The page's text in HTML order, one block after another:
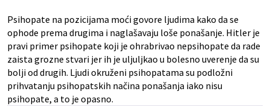
Psihopate na pozicijama moći govore ljudima kako da se
ophode prema drugima i naglašavaju loše ponašanje. Hitler je
pravi primer psihopate koji je ohrabrivao nepsihopate da rade
zaista grozne stvari jer ih je uljuljkao u bolesno uverenje da su
bolji od drugih. Ljudi okruženi psihopatama su podložni
prihvatanju psihopatskih načina ponašanja iako nisu
psihopate, a to je opasno.